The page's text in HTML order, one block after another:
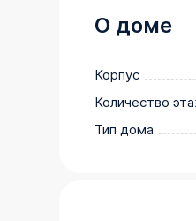
О доме
Корпус
Количество
Тип дома